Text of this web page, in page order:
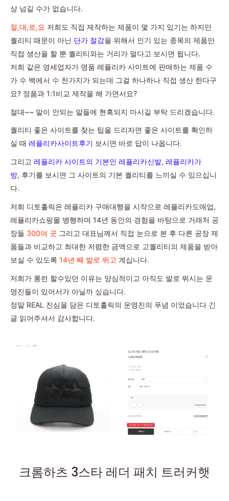
상 넘길 수가 없습니다.
절,대,로,요 저희도 직접 제작하는 제품이 몇 가지 있기는 하지만
퀄리티 때문이 아닌 단가 절감을 위해서 인기 있는 종목의 제품만
직접 생산을 할 뿐 퀄리티와는 거리가 멀다고 보시면 됩니다.
저희 같은 영세업자가 명품 레플리카 사이트에 판매하는 제품 수
가 수 백에서 수 천가지가 되는데 그걸 하나하나 직접 생산 한다구
요? 정품과 1:1비교 제작을 해 가면서요?
절대~~ 말이 안되는 말들에 현혹되지 마시길 부탁 드리겠습니다.
퀄리티 좋은 사이트를 찾는 팁을 드리자면 좋은 사이트를 확인하
실 때 레플리카사이트후기 보시면 바로 답이 나옵니다.
그리고 레플리카 사이트의 기본인 레플리카신발, 레플리카가
방, 후기를 보시면 그 사이트의 기본 퀄리티를 느끼실 수 있으십니
다.
저희 디토홀릭은 레플리카 구매대행을 시작으로 레플리카도매업,
레플리카쇼핑몰 병행하며 14년 동안의 경험을 바탕으로 거래처 공
장들 300여 곳 그리고 대표님께서 직접 눈으로 본 후 다른 공장 제
품들과 비교하고 최대한 저렴한 금액으로 고퀄리티의 제품을 받아
보실 수 있도록 14년 째 발로 뛰고 계십니다.
저희가 롱런 할수있던 이유는 양심적이고 아직도 발로 뛰시는 운
영진들이 있어서가 아닐까 싶습니다.
정말 REAL 진심을 담은 디토홀릭의 운영진의 푸념 이었습니다 긴
글 읽어주셔서 감사합니다.
크롬하츠 3스타 레더 패치 트러커햇